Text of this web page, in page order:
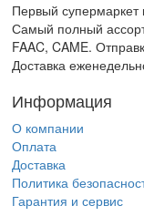
Первый супермаркет
Самый полный
FAAC, CAME.
Доставка
Информация
О компании
Оплата
Доставка
Политика
Гарантия и сервис